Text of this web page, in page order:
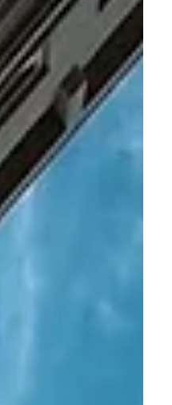
e integrate nel contesto